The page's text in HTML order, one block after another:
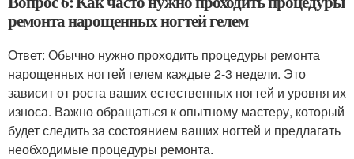
ремонта нарощенных ногтей гелем
Ответ: Обычно нужно проходить процедуры ремонта
нарощенных ногтей гелем каждые 2-3 недели. Это
зависит от роста ваших естественных ногтей и уровня их
износа. Важно обращаться к опытному мастеру, который
будет следить за состоянием ваших ногтей и предлагать
необходимые процедуры ремонта.